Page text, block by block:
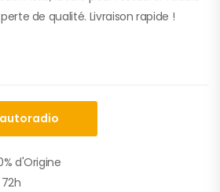
de qualité. Livraison rapide !
d'Origine